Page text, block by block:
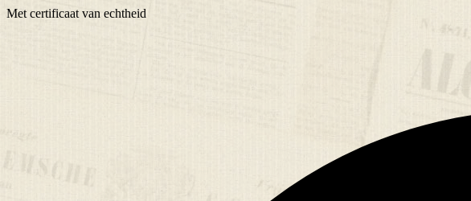
Met certificaat van echtheid